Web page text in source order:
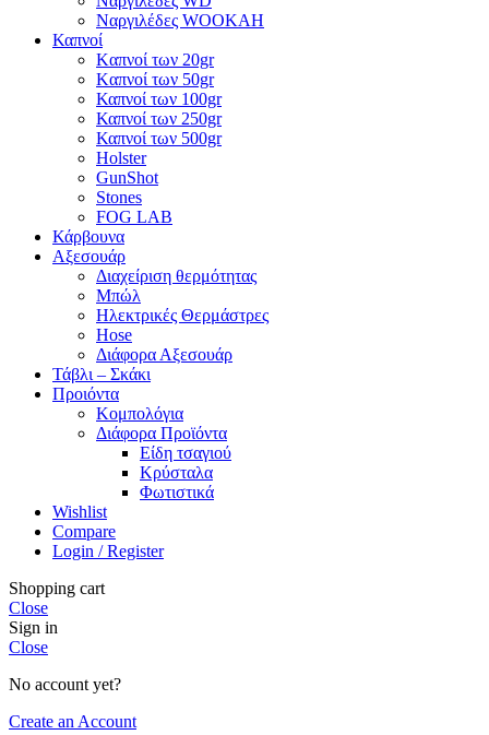
Ναργιλέδες WOOKAH
Καπνοί
Kαπνοί των 20gr
Kαπνοί των 50gr
Καπνοί των 100gr
Καπνοί των 250gr
Καπνοί των 500gr
Holster
GunShot
Stones
FOG LAB
Κάρβουνα
Αξεσουάρ
Διαχείριση θερμότητας
Μπώλ
Ηλεκτρικές Θερμάστρες
Hose
Διάφορα Αξεσουάρ
Τάβλι – Σκάκι
Προιόντα
Κομπολόγια
Διάφορα Προϊόντα
Είδη τσαγιού
Κρύσταλα
Φωτιστικά
Wishlist
Compare
Login / Register
Shopping cart
Close
Sign in
Close
No account yet?
Create an Account